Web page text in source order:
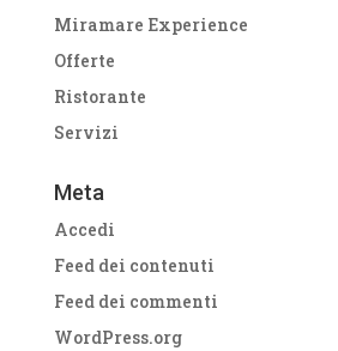
Miramare Experience
Offerte
Ristorante
Servizi
Meta
Accedi
Feed dei contenuti
Feed dei commenti
WordPress.org